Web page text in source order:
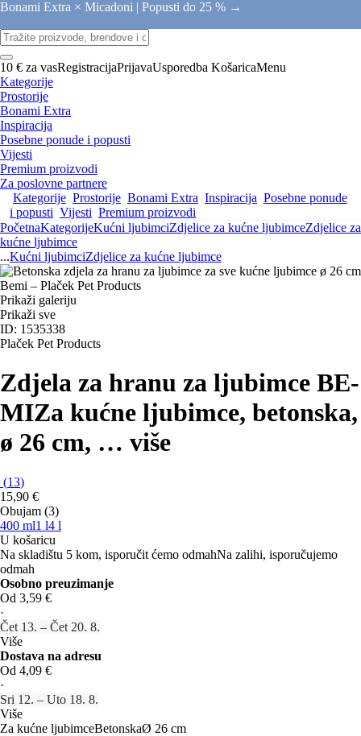
Bonami Extra × Micadoni | Popusti do 25 % →
10 € za vasRegistracijaPrijavaUsporedba KošaricaMenu
Kategorije
Prostorije
Bonami Extra
Inspiracija
Posebne ponude i popusti
Vijesti
Premium proizvodi
Za poslovne partnere
Kategorije Prostorije Bonami Extra Inspiracija Posebne ponude
i popusti Vijesti Premium proizvodi
PočetnaKategorijeKućni ljubimciZdjelice za kućne ljubimceZdjelice za
kućne ljubimce
...Kućni ljubimciZdjelice za kućne ljubimce
Prikaži galeriju
Prikaži sve
ID: 1535338
Plaček Pet Products
Zdjela za hranu za ljubimce BE-
MIZa kućne ljubimce, betonska,
ø 26 cm, … više
(13)
15,90 €
Obujam (3)
400 ml1 l4 l
U košaricu
Na skladištu 5 kom, isporučit ćemo odmahNa zalihi, isporučujemo
odmah
Osobno preuzimanje
Od 3,59 €
·
Čet 13. – Čet 20. 8.
Više
Dostava na adresu
Od 4,09 €
·
Sri 12. – Uto 18. 8.
Više
Za kućne ljubimceBetonskaØ 26 cm